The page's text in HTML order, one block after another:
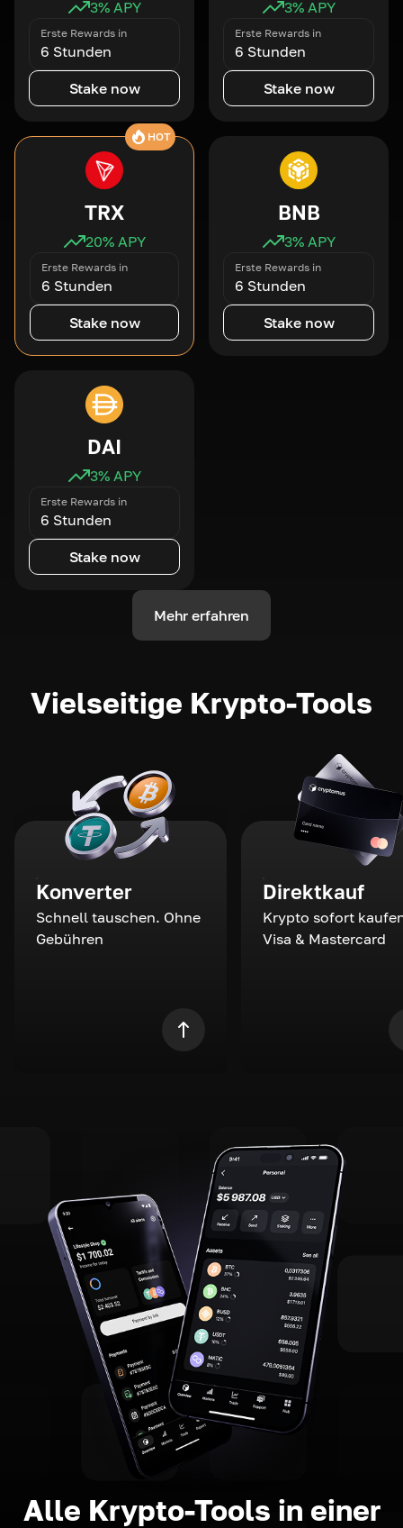
3% APY
Erste Rewards in
6 Stunden
Stake now
3% APY
Erste Rewards in
6 Stunden
Stake now
HOT
TRX
20% APY
Erste Rewards in
6 Stunden
Stake now
BNB
3% APY
Erste Rewards in
6 Stunden
Stake now
DAI
3% APY
Erste Rewards in
6 Stunden
Stake now
Mehr erfahren
Vielseitige Krypto-Tools
Konverter
Schnell tauschen. Ohne
Gebühren
Direktkauf
Krypto sofort
Visa & Mastercard
Alle Krypto-Tools in einer